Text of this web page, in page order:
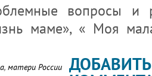
вопросы и
маме», « Моя
, матери России
ДОБАВИТЬ